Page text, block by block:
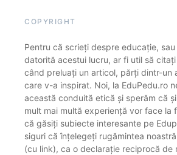
COPYRIGHT
Pentru că scrieți despre educație,
datorită acestui lucru, ar fi util să
când preluați un articol, părți dintr-un
care v-a inspirat. Noi, la EduPedu.ro
această conduită etică și sperăm că
mult mai multă experiență vor face la
că găsiți subiecte interesante pe
siguri că înțelegeți rugămintea
(cu link), ca o declarație reciprocă de